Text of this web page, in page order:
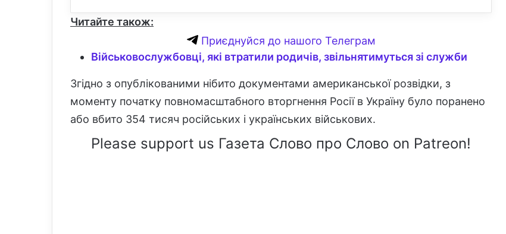
Читайте також:
Приєднуйся до нашого Телеграм
Військовослужбовці, які втратили родичів, звільнятимуться зі служби
Згідно з опублікованими нібито документами американської розвідки, з
моменту початку повномасштабного вторгнення Росії в Україну було поранено
або вбито 354 тисяч російських і українських військових.
Please support us Газета Слово про Слово on Patreon!